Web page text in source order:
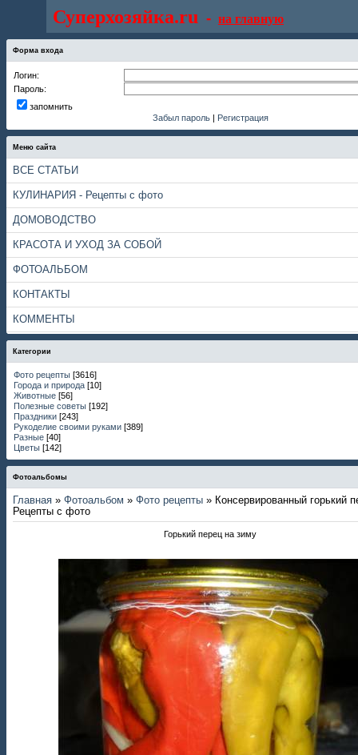
Суперхозяйка.ru - на главную
Форма входа
Логин:
Пароль:
запомнить
Забыл пароль | Регистрация
Меню сайта
ВСЕ СТАТЬИ
КУЛИНАРИЯ - Рецепты с фото
ДОМОВОДСТВО
КРАСОТА И УХОД ЗА СОБОЙ
ФОТОАЛЬБОМ
КОНТАКТЫ
КОММЕНТЫ
Категории
Фото рецепты [3616]
Города и природа [10]
Животные [56]
Полезные советы [192]
Праздники [243]
Рукоделие своими руками [389]
Разные [40]
Цветы [142]
Фотоальбомы
Главная » Фотоальбом » Фото рецепты » Консервированный горький
Рецепты с фото
Горький перец на зиму